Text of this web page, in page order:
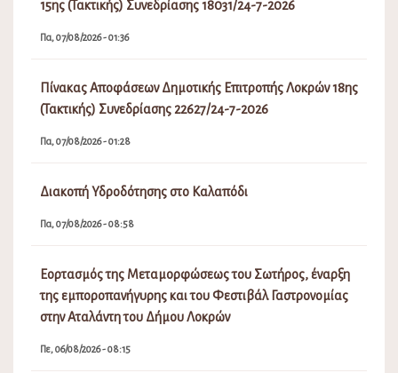
15ης (Τακτικής) Συνεδρίασης 18031/24-7-2026
Πα, 07/08/2026 - 01:36
Πίνακας Αποφάσεων Δημοτικής Επιτροπής Λοκρών 18ης
(Τακτικής) Συνεδρίασης 22627/24-7-2026
Πα, 07/08/2026 - 01:28
Διακοπή Υδροδότησης στο Καλαπόδι
Πα, 07/08/2026 - 08:58
Εορτασμός της Μεταμορφώσεως του Σωτήρος, έναρξη
της εμποροπανήγυρης και του Φεστιβάλ Γαστρονομίας
στην Αταλάντη του Δήμου Λοκρών
Πε, 06/08/2026 - 08:15